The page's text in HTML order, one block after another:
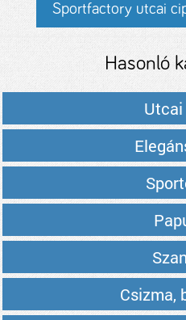
Sportfactory utcai
Hasonló
Csizma,